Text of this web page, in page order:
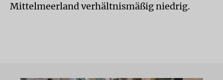
Mittelmeerland verhältnismäßig niedrig.